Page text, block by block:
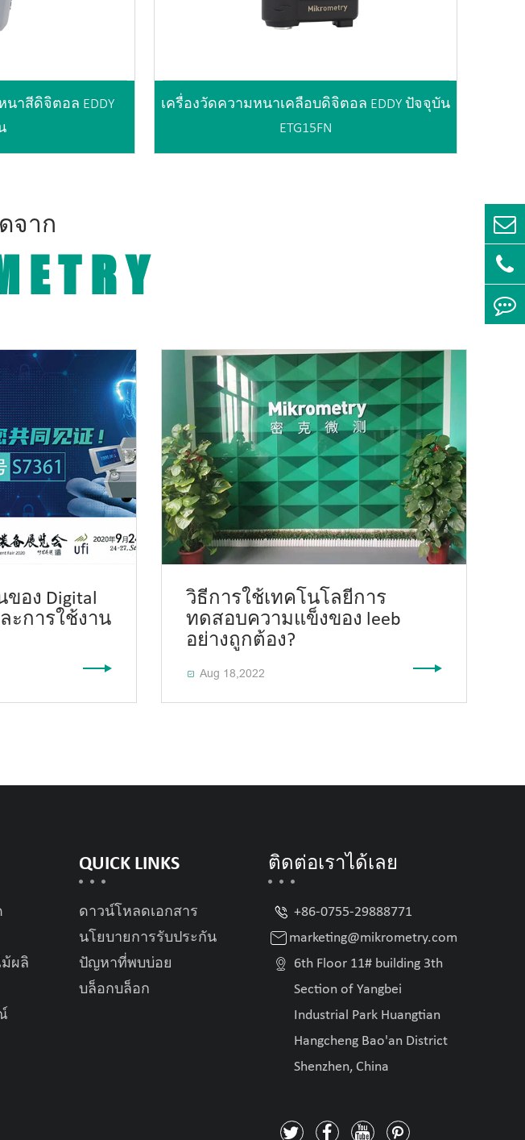
นาสีดิจิตอล EDDY
เครื่องวัดความหนาเคลือบดิจิตอล EDDY ปัจจุบัน
ETG15FN
จาก
อง Digital
ละการใช้งาน
วิธีการใช้เทคโนโลยีการ
ทดสอบความแข็งของ leeb
อย่างถูกต้อง?
 Aug 18,2022
ผลิ
QUICK LINKS
ดาวน์โหลดเอกสาร
นโยบายการรับประกัน
ปัญหาที่พบบ่อย
บล็อกบล็อก
ติดต่อเราได้เลย
 +86-0755-29888771
 marketing@mikrometry.com
 6th Floor 11# building 3th
Section of Yangbei
Industrial Park Huangtian
Hangcheng Bao'an District
Shenzhen, China
   